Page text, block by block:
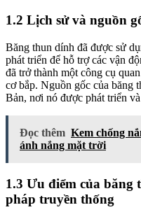
1.2 Lịch sử và nguồn
Băng thun dính đã được sử
phát triển để hỗ trợ các vận
đã trở thành một công cụ
cơ bắp. Nguồn gốc của băng
Bản, nơi nó được phát triển
Đọc thêm Kem chống
ánh nắng mặt trời
1.3 Ưu điểm của băng
pháp truyền thống